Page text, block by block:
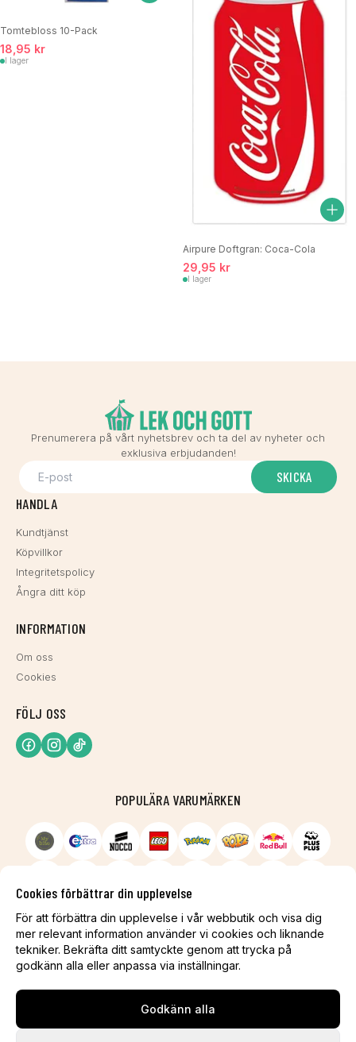
Cookies förbättrar din upplevelse
För att förbättra din upplevelse i vår webbutik och visa dig
mer relevant information använder vi cookies och liknande
tekniker. Bekräfta ditt samtyckte genom att trycka på
godkänn alla eller anpassa via inställningar.
Godkänn alla
Tomtebloss 10-Pack
18,95 kr
I lager
Airpure Doftgran: Coca-Cola
29,95 kr
I lager
Prenumerera på vårt nyhetsbrev och ta del av nyheter och
exklusiva erbjudanden!
SKICKA
HANDLA
Kundtjänst
Köpvillkor
Integritetspolicy
Ångra ditt köp
INFORMATION
Om oss
Cookies
FÖLJ OSS
POPULÄRA VARUMÄRKEN